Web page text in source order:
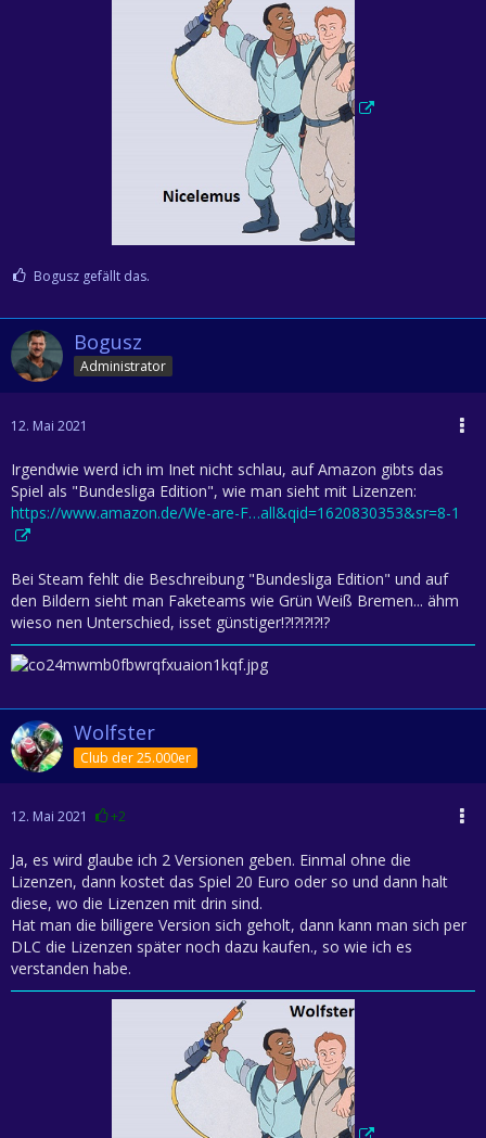
Bogusz gefällt das.
Bogusz
Administrator
12. Mai 2021
Irgendwie werd ich im Inet nicht schlau, auf Amazon gibts das
Spiel als "Bundesliga Edition", wie man sieht mit Lizenzen:
https://www.amazon.de/We-are-F…all&qid=1620830353&sr=8-1
Bei Steam fehlt die Beschreibung "Bundesliga Edition" und auf
den Bildern sieht man Faketeams wie Grün Weiß Bremen... ähm
wieso nen Unterschied, isset günstiger!?!?!?!?!?
Wolfster
Club der 25.000er
12. Mai 2021 +2
Ja, es wird glaube ich 2 Versionen geben. Einmal ohne die
Lizenzen, dann kostet das Spiel 20 Euro oder so und dann halt
diese, wo die Lizenzen mit drin sind.
Hat man die billigere Version sich geholt, dann kann man sich per
DLC die Lizenzen später noch dazu kaufen., so wie ich es
verstanden habe.